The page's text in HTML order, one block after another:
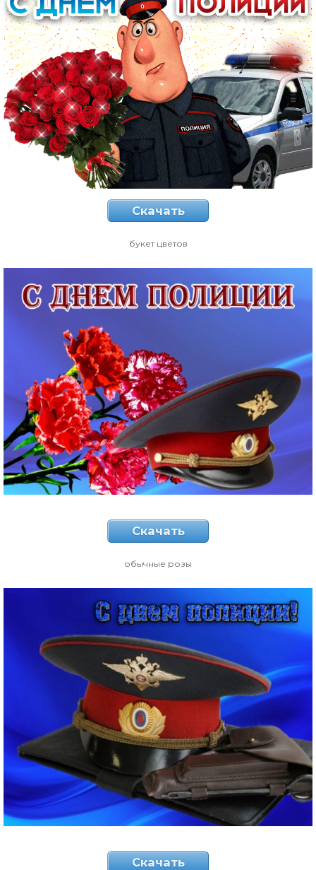
Скачать
букет цветов
Скачать
обычные розы
Скачать